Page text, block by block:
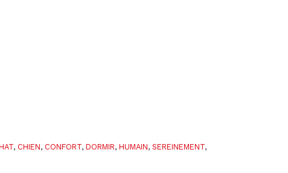
, CHIEN, CONFORT,DORMIR,HUMAIN,SEREINEMENT,